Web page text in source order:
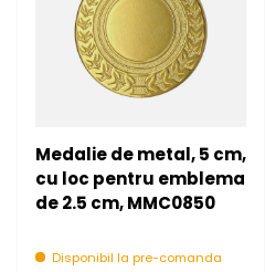
Medalie de metal, 5 cm,
cu loc pentru emblema
de 2.5 cm, MMC0850
Disponibil la pre-comanda